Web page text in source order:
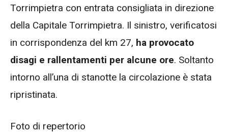
Torrimpietra con entrata consigliata in direzione
della Capitale Torrimpietra. Il sinistro, verificatosi
in corrispondenza del km 27, ha provocato
disagi e rallentamenti per alcune ore. Soltanto
intorno all’una di stanotte la circolazione è stata
ripristinata.
Foto di repertorio